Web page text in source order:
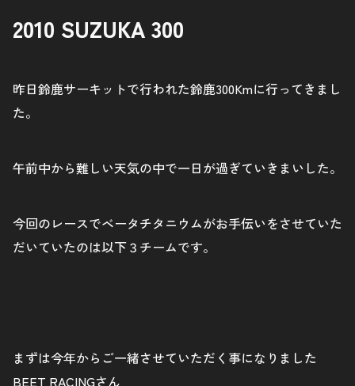
2010 SUZUKA 300
昨日鈴鹿サーキットで行われた鈴鹿300Kmに行ってきまし
た。
午前中から難しい天気の中で一日が過ぎていきまいした。
今回のレースでベータチタニウムがお手伝いをさせていた
だいていたのは以下３チームです。
まずは今年からご一緒させていただく事になりました
BEET RACINGさん